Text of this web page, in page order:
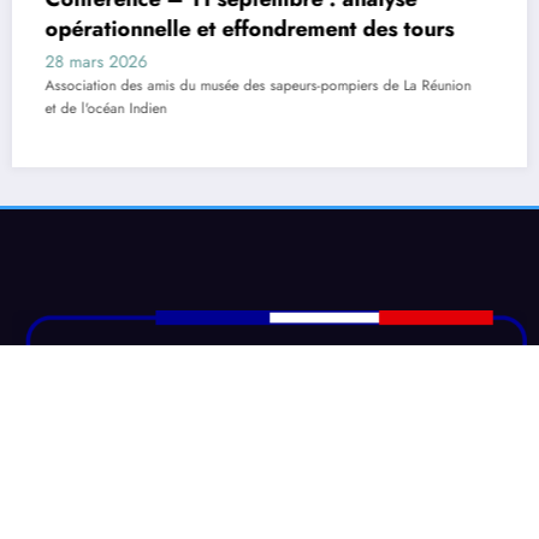
Ensemble, nous protégeons le passé et inspirons l'avenir - Together, we protect the past